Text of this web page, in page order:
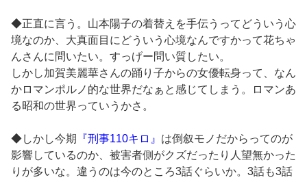
◆正直に言う。山本陽子の着替えを手伝うってどういう心
境なのか、大真面目にどういう心境なんですかって花ちゃ
んさんに問いたい。すっげー問い質したい。
しかし加賀美麗華さんの踊り子からの女優転身って、なん
かロマンポルノ的な世界だなぁと感じてしまう。ロマンあ
る昭和の世界っていうかさ。
◆しかし今期 『刑事110キロ』 は倒叙モノだからってのが
影響しているのか、被害者側がクズだったり人望無かった
りが多いな。違うのは今のところ3話ぐらいか。3話も3話